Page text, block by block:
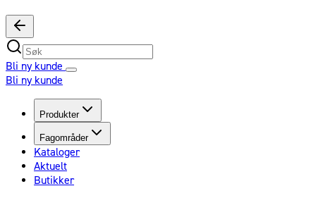
Bli ny kunde
Bli ny kunde
Produkter
Fagområder
Kataloger
Aktuelt
Butikker